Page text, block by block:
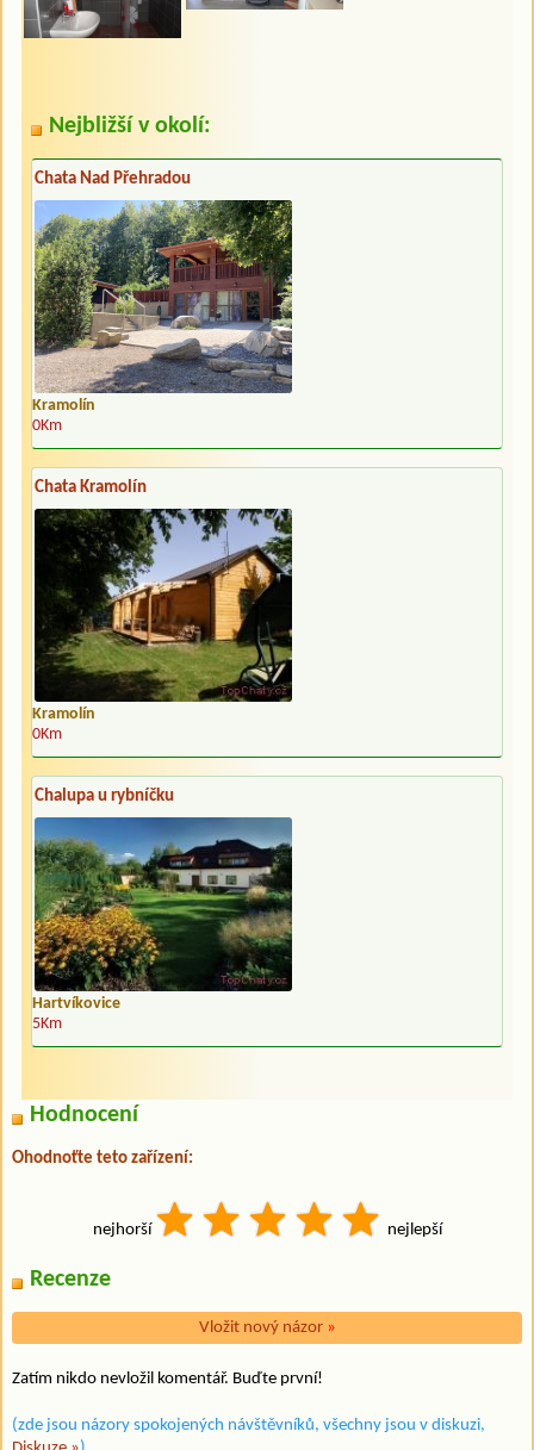
Nejbližší v okolí:
Chata Nad Přehradou
Kramolín
0Km
Chata Kramolín
Kramolín
0Km
Chalupa u rybníčku
Hartvíkovice
5Km
Hodnocení
Ohodnoťte teto zařízení:
nejhorší nejlepší
Recenze
Vložit nový názor »
Zatím nikdo nevložil komentář. Buďte první!
(zde jsou názory spokojených návštěvníků, všechny jsou v diskuzi,